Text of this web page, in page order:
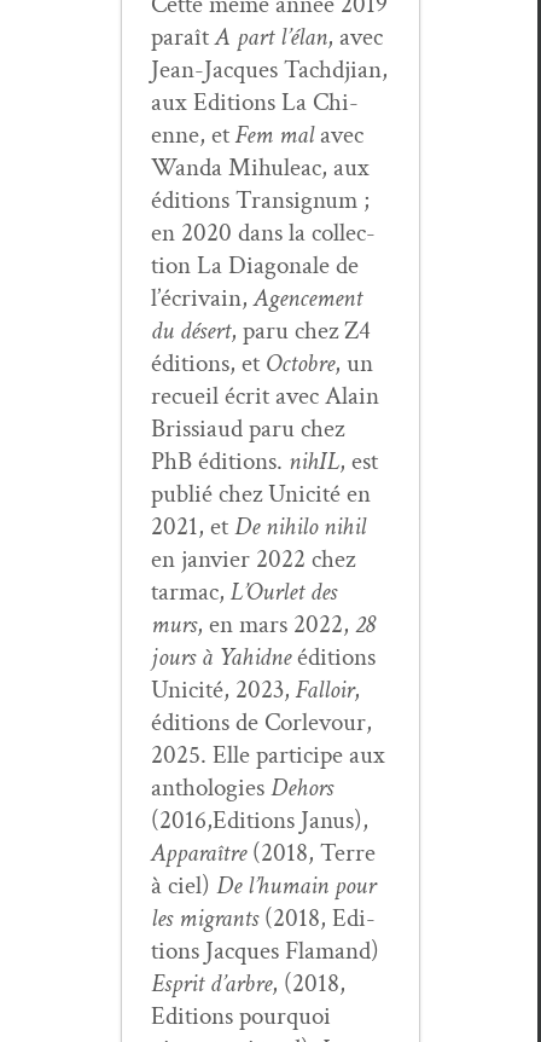
paraîtA part l’élan, avec
Jean-Jacques Tachd­jian,
aux Edi­tions La Chi­
enne, etFem malavec
Wan­da Mihuleac, aux
édi­tions Tran­signum ;
en 2020 dans la col­lec­
tion La Diag­o­nale de
l’écrivain,Agence­ment
du désert, paru chez Z4
édi­tions, et Octo­bre, un
recueil écrit avec Alain
Bris­si­aud paru chez
PhB édi­tions. nihIL, est
pub­lié chez Unic­ité en
2021, etDe nihi­lo nihil
en jan­vi­er 2022 chez
tar­mac, L’Ourlet des
murs, en mars 2022, 28
jours à Yahidneédi­tions
Unic­ité, 2023, Fal­loir,
édi­tions de Cor­levour,
2025. Elle par­ticipe aux
antholo­giesDehors
(2016,Editions Janus),
Appa­raître(2018, Terre
à ciel) De l’hu­main pour
les migrants(2018, Edi­
tions Jacques Fla­mand)
Esprit d’ar­bre, (2018,
Edi­tions pourquoi